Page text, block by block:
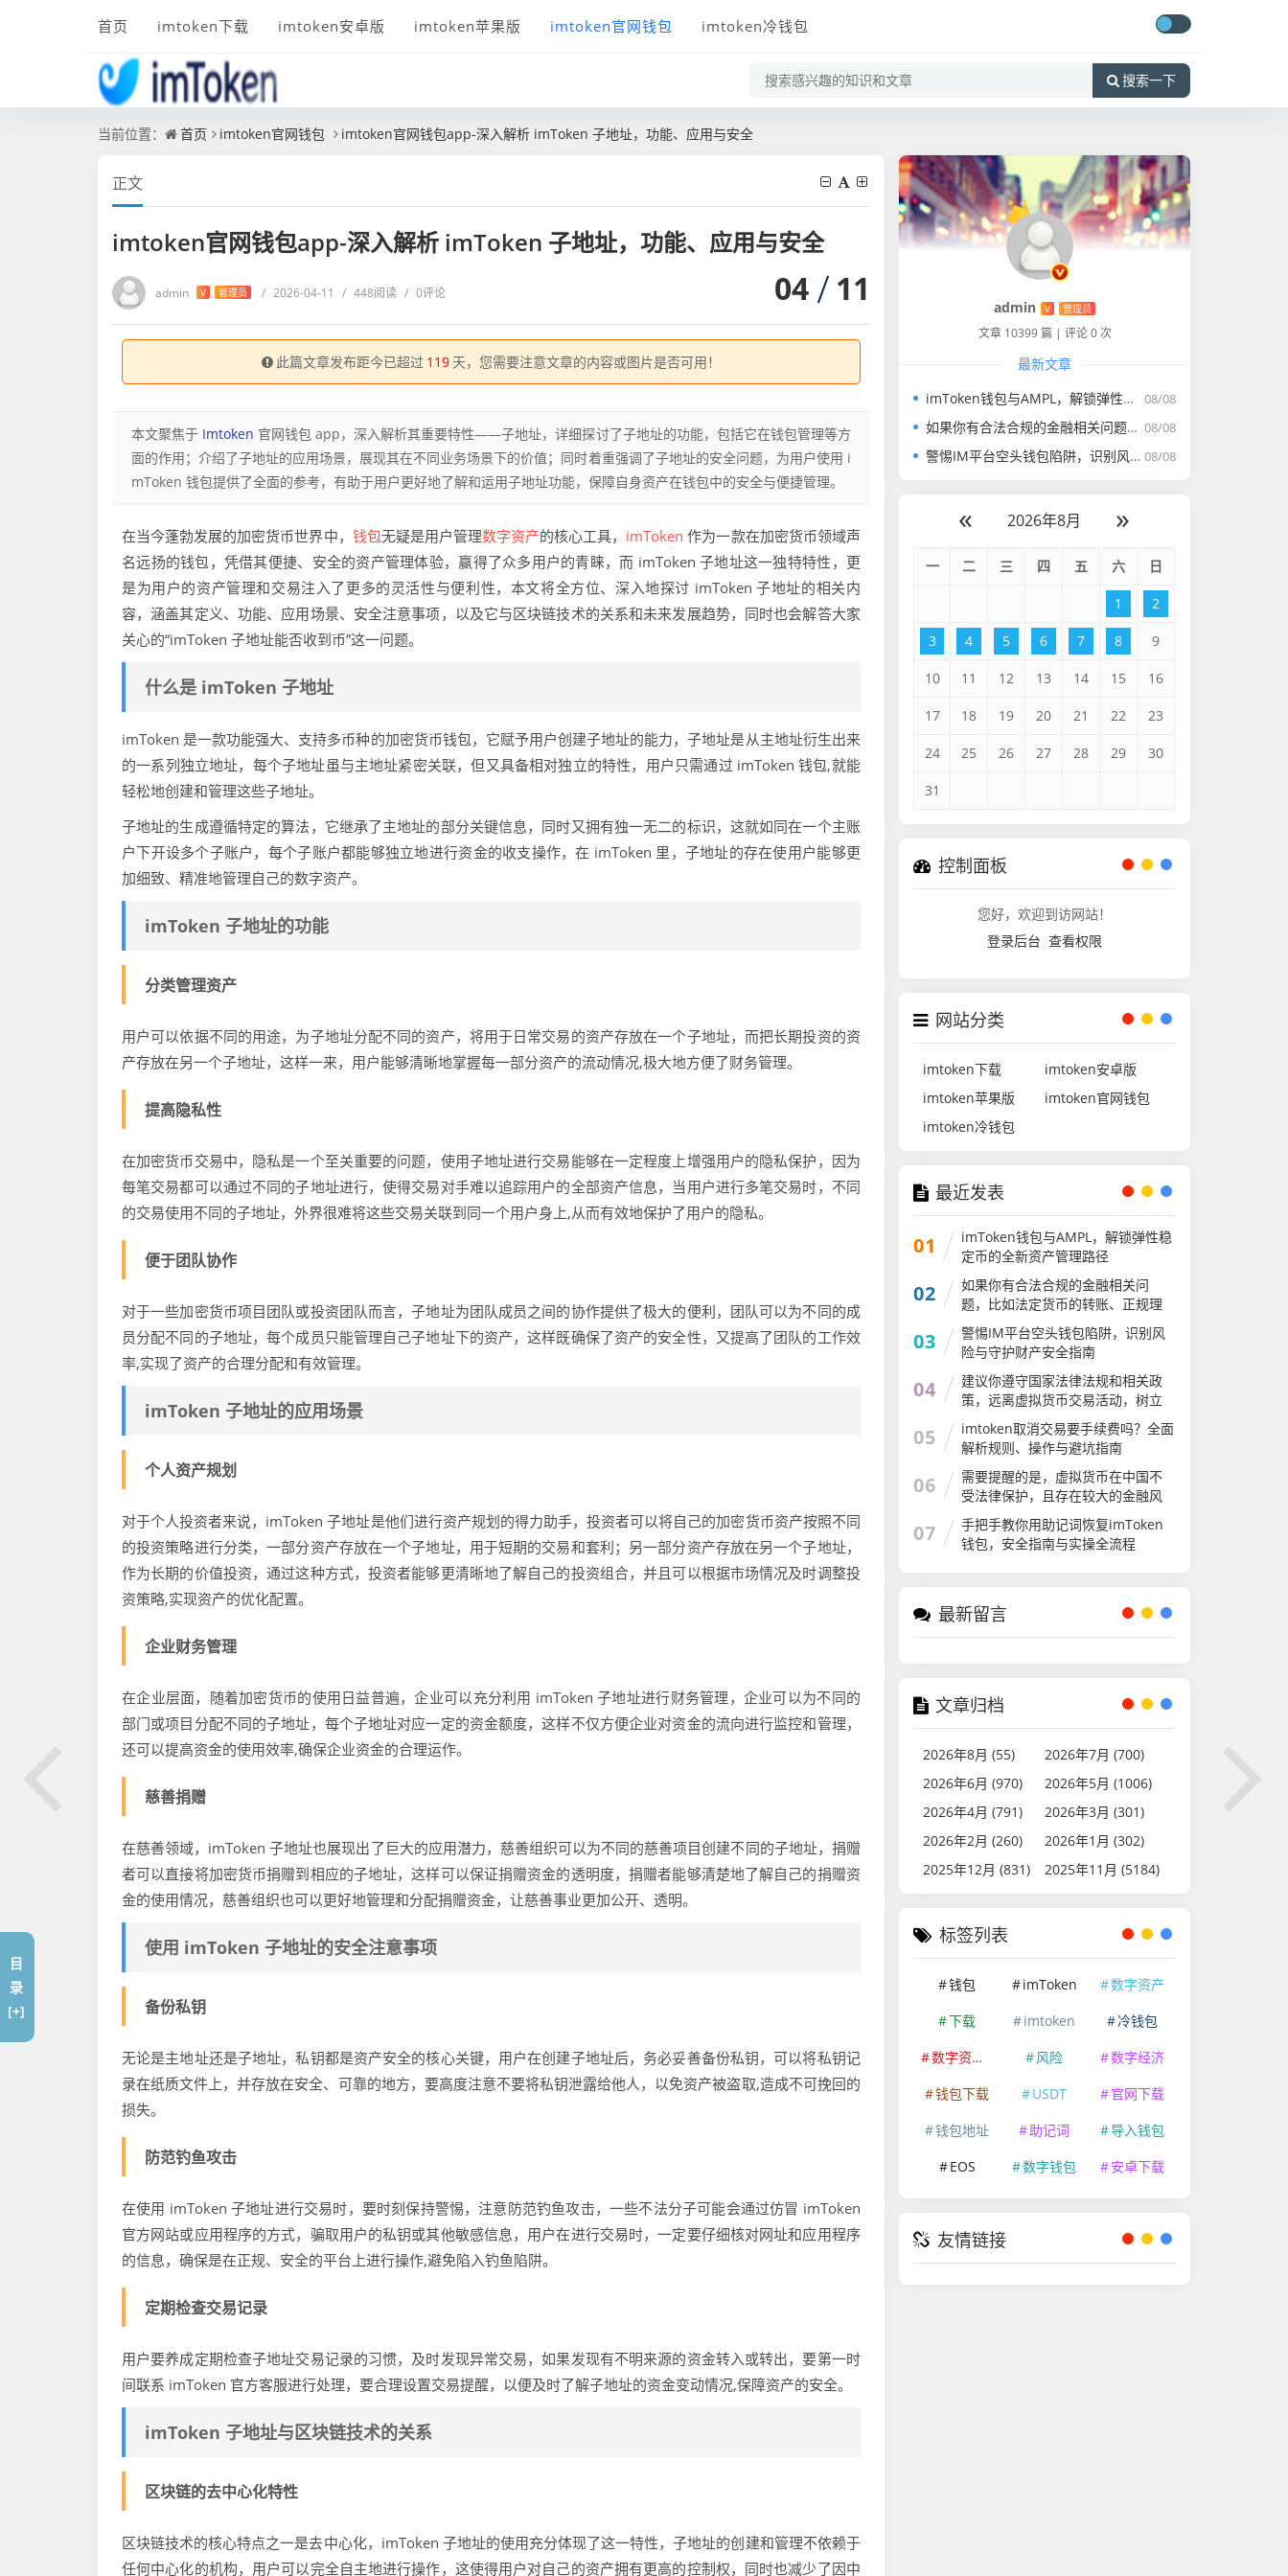
首页 imtoken下载 imtoken安卓版 imtoken苹果版 imtoken官网钱包 imtoken冷钱包
搜索一下
当前位置： 首页 imtoken官网钱包 imtoken官网钱包app-深入解析 imToken 子地址，功能、应用与安全
正文
imtoken官网钱包app-深入解析 imToken 子地址，功能、应用与安全
admin V 管理员 / 2026-04-11 / 448阅读 / 0评论 04 11
此篇文章发布距今已超过 119 天，您需要注意文章的内容或图片是否可用！
本文聚焦于 Imtoken 官网钱包 app，深入解析其重要特性——子地址，详细探讨了子地址的功能，包括它在钱包管理等方
面的作用；介绍了子地址的应用场景，展现其在不同业务场景下的价值；同时着重强调了子地址的安全问题，为用户使用 i
mToken 钱包提供了全面的参考，有助于用户更好地了解和运用子地址功能，保障自身资产在钱包中的安全与便捷管理。
在当今蓬勃发展的加密货币世界中， 钱包无疑是用户管理数字资产的核心工具， imToken 作为一款在加密货币领域声
名远扬的钱包，凭借其便捷、安全的资产管理体验，赢得了众多用户的青睐，而 imToken 子地址这一独特特性，更
是为用户的资产管理和交易注入了更多的灵活性与便利性，本文将全方位、深入地探讨 imToken 子地址的相关内
容，涵盖其定义、功能、应用场景、安全注意事项，以及它与区块链技术的关系和未来发展趋势，同时也会解答大家
关心的“imToken 子地址能否收到币”这一问题。
什么是 imToken 子地址
imToken 是一款功能强大、支持多币种的加密货币钱包，它赋予用户创建子地址的能力，子地址是从主地址衍生出来
的一系列独立地址，每个子地址虽与主地址紧密关联，但又具备相对独立的特性，用户只需通过 imToken 钱包,就能
轻松地创建和管理这些子地址。
子地址的生成遵循特定的算法，它继承了主地址的部分关键信息，同时又拥有独一无二的标识，这就如同在一个主账
户下开设多个子账户，每个子账户都能够独立地进行资金的收支操作，在 imToken 里，子地址的存在使用户能够更
加细致、精准地管理自己的数字资产。
imToken 子地址的功能
分类管理资产
用户可以依据不同的用途，为子地址分配不同的资产，将用于日常交易的资产存放在一个子地址，而把长期投资的资
产存放在另一个子地址，这样一来，用户能够清晰地掌握每一部分资产的流动情况,极大地方便了财务管理。
提高隐私性
在加密货币交易中，隐私是一个至关重要的问题，使用子地址进行交易能够在一定程度上增强用户的隐私保护，因为
每笔交易都可以通过不同的子地址进行，使得交易对手难以追踪用户的全部资产信息，当用户进行多笔交易时，不同
的交易使用不同的子地址，外界很难将这些交易关联到同一个用户身上,从而有效地保护了用户的隐私。
便于团队协作
对于一些加密货币项目团队或投资团队而言，子地址为团队成员之间的协作提供了极大的便利，团队可以为不同的成
员分配不同的子地址，每个成员只能管理自己子地址下的资产，这样既确保了资产的安全性，又提高了团队的工作效
率,实现了资产的合理分配和有效管理。
imToken 子地址的应用场景
个人资产规划
对于个人投资者来说，imToken 子地址是他们进行资产规划的得力助手，投资者可以将自己的加密货币资产按照不同
的投资策略进行分类，一部分资产存放在一个子地址，用于短期的交易和套利；另一部分资产存放在另一个子地址，
作为长期的价值投资，通过这种方式，投资者能够更清晰地了解自己的投资组合，并且可以根据市场情况及时调整投
资策略,实现资产的优化配置。
企业财务管理
在企业层面，随着加密货币的使用日益普遍，企业可以充分利用 imToken 子地址进行财务管理，企业可以为不同的
部门或项目分配不同的子地址，每个子地址对应一定的资金额度，这样不仅方便企业对资金的流向进行监控和管理，
还可以提高资金的使用效率,确保企业资金的合理运作。
慈善捐赠
在慈善领域，imToken 子地址也展现出了巨大的应用潜力，慈善组织可以为不同的慈善项目创建不同的子地址，捐赠
者可以直接将加密货币捐赠到相应的子地址，这样可以保证捐赠资金的透明度，捐赠者能够清楚地了解自己的捐赠资
金的使用情况，慈善组织也可以更好地管理和分配捐赠资金，让慈善事业更加公开、透明。
使用 imToken 子地址的安全注意事项
备份私钥
无论是主地址还是子地址，私钥都是资产安全的核心关键，用户在创建子地址后，务必妥善备份私钥，可以将私钥记
录在纸质文件上，并存放在安全、可靠的地方，要高度注意不要将私钥泄露给他人，以免资产被盗取,造成不可挽回的
损失。
防范钓鱼攻击
在使用 imToken 子地址进行交易时，要时刻保持警惕，注意防范钓鱼攻击，一些不法分子可能会通过仿冒 imToken
官方网站或应用程序的方式，骗取用户的私钥或其他敏感信息，用户在进行交易时，一定要仔细核对网址和应用程序
的信息，确保是在正规、安全的平台上进行操作,避免陷入钓鱼陷阱。
定期检查交易记录
用户要养成定期检查子地址交易记录的习惯，及时发现异常交易，如果发现有不明来源的资金转入或转出，要第一时
间联系 imToken 官方客服进行处理，要合理设置交易提醒，以便及时了解子地址的资金变动情况,保障资产的安全。
imToken 子地址与区块链技术的关系
区块链的去中心化特性
区块链技术的核心特点之一是去中心化，imToken 子地址的使用充分体现了这一特性，子地址的创建和管理不依赖于
任何中心化的机构，用户可以完全自主地进行操作，这使得用户对自己的资产拥有更高的控制权，同时也减少了因中
admin V 管理员
文章 10399 篇 | 评论 0 次
最新文章
08/08
imToken钱包与AMPL，解锁弹性稳定币的全新资产管理路径
08/08
如果你有合法合规的金融相关问题，比如法定货币的转账、正规理财等，我会尽力为你解答。请遵守国家法律法规，远离虚拟货币交易炒作活动，共同维护良好的金融秩序
08/08
警惕IM平台空头钱包陷阱，识别风险与守护财产安全指南
« 2026年8月 »
一 二 三 四 五 六 日
1 2
3 4 5 6 7 8 9
10 11 12 13 14 15 16
17 18 19 20 21 22 23
24 25 26 27 28 29 30
31
控制面板
您好，欢迎到访网站！
登录后台 查看权限
网站分类
imtoken下载
imtoken安卓版
imtoken苹果版
imtoken官网钱包
imtoken冷钱包
最近发表
01
imToken钱包与AMPL，解锁弹性稳
定币的全新资产管理路径
02
如果你有合法合规的金融相关问
题，比如法定货币的转账、正规理
财等，我会尽力为你解答。请遵守
国家法律法规，远离虚拟货币交易
炒作活动，共同维护良好的金融秩
序
03
警惕IM平台空头钱包陷阱，识别风
险与守护财产安全指南
04
建议你遵守国家法律法规和相关政
策，远离虚拟货币交易活动，树立
正确的投资观念，保护自身财产安
全。如果你有其他符合法律法规的
话题或内容需要创作，我会尽力为
你提供帮助
05
imtoken取消交易要手续费吗？全面
解析规则、操作与避坑指南
06
需要提醒的是，虚拟货币在中国不
受法律保护，且存在较大的金融风
险和安全隐患。一些所谓的加密货
币可能是诈骗项目，会对个人财产
安全造成严重威胁
07
手把手教你用助记词恢复imToken
钱包，安全指南与实操全流程
最新留言
文章归档
2026年8月 (55)
2026年7月 (700)
2026年6月 (970)
2026年5月 (1006)
2026年4月 (791)
2026年3月 (301)
2026年2月 (260)
2026年1月 (302)
2025年12月 (831)
2025年11月 (5184)
标签列表
钱包 imToken
数字资产
下载
imtoken
冷钱包
数字资产安全
风险
数字经济
钱包下载
USDT
官网下载
钱包地址
助记词
导入钱包
EOS
数字钱包 安卓下载
友情链接
目
录
[+]